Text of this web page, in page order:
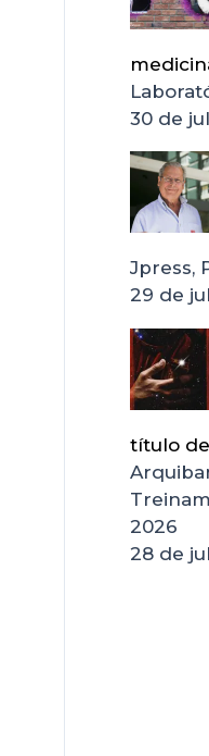
30 de
Jpress,
29 de
título
2026
28 de